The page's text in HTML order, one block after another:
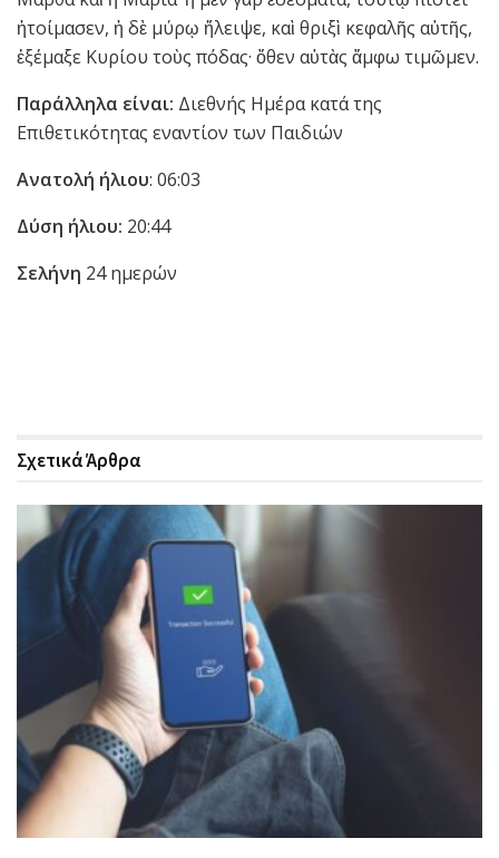
ἡτοίμασεν, ἡ δὲ μύρῳ ἤλειψε, καὶ θριξὶ κεφαλῆς αὐτῆς,
ἐξέμαξε Κυρίου τοὺς πόδας· ὅθεν αὐτὰς ἄμφω τιμῶμεν.
Παράλληλα είναι: Διεθνής Ημέρα κατά της
Επιθετικότητας εναντίον των Παιδιών
Ανατολή ήλιου: 06:03
Δύση ήλιου: 20:44
Σελήνη 24 ημερών
ΣχετικάΆρθρα